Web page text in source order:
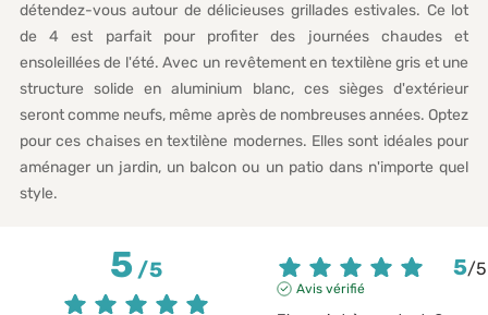
détendez-vous autour de délicieuses grillades estivales. Ce lot
de 4 est parfait pour profiter des journées chaudes et
ensoleillées de l'été. Avec un revêtement en textilène gris et une
structure solide en aluminium blanc, ces sièges d'extérieur
seront comme neufs, même après de nombreuses années. Optez
pour ces chaises en textilène modernes. Elles sont idéales pour
aménager un jardin, un balcon ou un patio dans n'importe quel
style.
5/5 5/5
Avis vérifié